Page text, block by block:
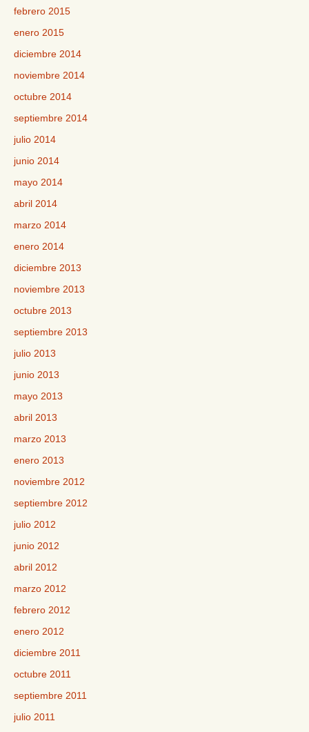
febrero 2015
enero 2015
diciembre 2014
noviembre 2014
octubre 2014
septiembre 2014
julio 2014
junio 2014
mayo 2014
abril 2014
marzo 2014
enero 2014
diciembre 2013
noviembre 2013
octubre 2013
septiembre 2013
julio 2013
junio 2013
mayo 2013
abril 2013
marzo 2013
enero 2013
noviembre 2012
septiembre 2012
julio 2012
junio 2012
abril 2012
marzo 2012
febrero 2012
enero 2012
diciembre 2011
octubre 2011
septiembre 2011
julio 2011